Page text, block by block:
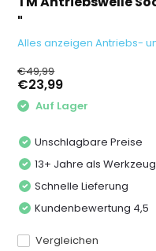
"
Alles anzeigen Antriebs-
€49,99
€23,99
Auf Lager
Unschlagbare Preise
13+ Jahre als
Schnelle Lieferung
Kundenbewertung 4,5
Vergleichen